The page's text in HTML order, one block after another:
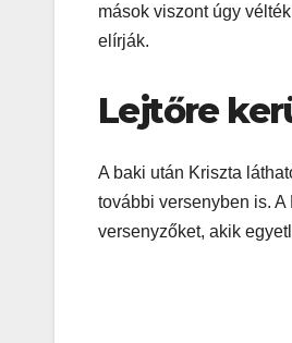
mások viszont úgy
elírják.
Lejtőre
A baki után Kriszta
további versenyben is.
versenyzőket, akik